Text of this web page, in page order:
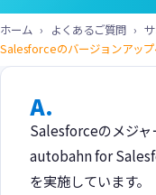
ホーム よくあるご質問
Salesforceのバージョンアップ
A.
Salesforceのメジャ
autobahn for
を実施しています。